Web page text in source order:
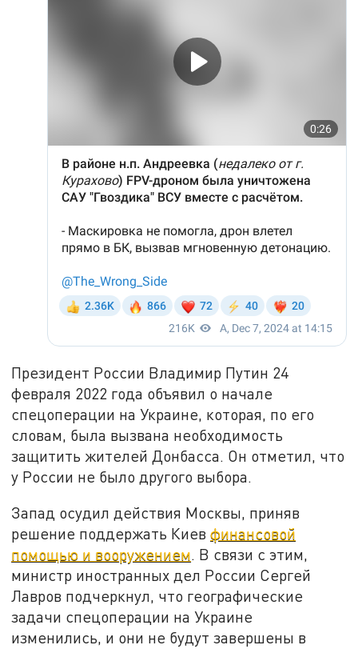
Президент России Владимир Путин 24
февраля 2022 года объявил о начале
спецоперации на Украине, которая, по его
словам, была вызвана необходимость
защитить жителей Донбасса. Он отметил, что
у России не было другого выбора.
Запад осудил действия Москвы, приняв
решение поддержать Киевфинансовой
помощью и вооружением. В связи с этим,
министр иностранных дел России Сергей
Лавров подчеркнул, что географические
задачи спецоперации на Украине
изменились, и они не будут завершены в